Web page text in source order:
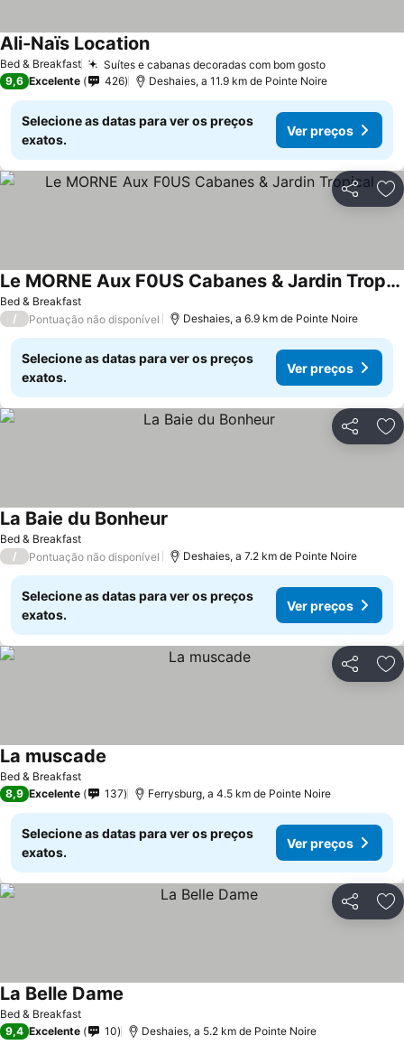
Bed & Breakfast Suítes e cabanas decoradas com bom gosto
Ali-Naïs Location
9,6 Excelente 426 Deshaies, a 11.9 km de Pointe Noire
Selecione as datas para ver os preços
exatos.
Ver preços
Partilhar
Bed & Breakfast
Le MORNE Aux F0US Cabanes & Jardin Tropical
/ Pontuação não disponível Deshaies, a 6.9 km de Pointe Noire
Selecione as datas para ver os preços
exatos.
Ver preços
Partilhar
Bed & Breakfast
La Baie du Bonheur
/ Pontuação não disponível Deshaies, a 7.2 km de Pointe Noire
Selecione as datas para ver os preços
exatos.
Ver preços
Partilhar
Bed & Breakfast
La muscade
8,9 Excelente 137 Ferrysburg, a 4.5 km de Pointe Noire
Selecione as datas para ver os preços
exatos.
Ver preços
Partilhar
Bed & Breakfast
La Belle Dame
9,4 Excelente 10 Deshaies, a 5.2 km de Pointe Noire